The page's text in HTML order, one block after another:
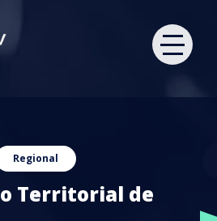
Regional
Territorial de